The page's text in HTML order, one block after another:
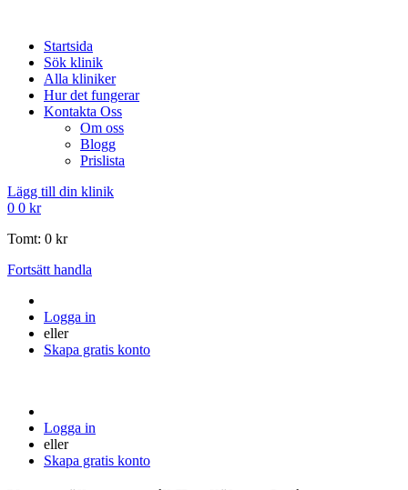
Startsida
Sök klinik
Alla kliniker
Hur det fungerar
Kontakta Oss
Om oss
Blogg
Prislista
Lägg till din klinik
0 0 kr
Tomt: 0 kr
Fortsätt handla
Logga in
eller
Skapa gratis konto
Logga in
eller
Skapa gratis konto